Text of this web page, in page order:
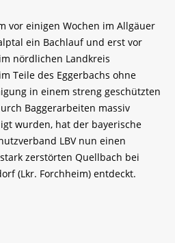
vor einigen Wochen im Allgäuer
ein Bachlauf und erst vor
nördlichen Landkreis
Teile des Eggerbachs ohne
in einem streng geschützten
Baggerarbeiten massiv
wurden, hat der bayerische
LBV nun einen
zerstörten Quellbach bei
(Lkr. Forchheim) entdeckt.